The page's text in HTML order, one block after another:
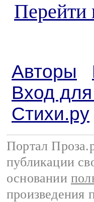
Перейти
Авторы
Вход
Стихи.ру
Портал
публикации
основании
произведения